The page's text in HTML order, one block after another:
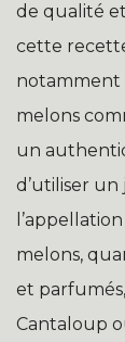
de qualité
cette
notamment
melons
un
d’utiliser
melons,
et
Cantaloup